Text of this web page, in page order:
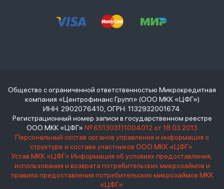
Общество с ограниченной ответственностью Микрокредитная
компания «Центрофинанс Групп» (ООО МКК «ЦФГ»)
ИНН: 2902076410, ОГРН: 1132932001674
Регистрационный номер записи в государственном реестре
ООО МКК «ЦФГ» № 651303111004012 от 18.03.2013
Персональный состав органов управления и информация о
структуре и составе участников ООО МКК «ЦФГ»
Устав МКК «ЦФГ» Информация об условиях предоставления,
использования и возврата потребительских микрозаймов и
правила предоставления потребительских микрозаймов МКК
«ЦФГ»